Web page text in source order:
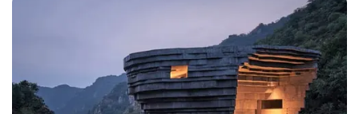
Катя покачала головой и горько улыбнулась:
«Видимо, решил, что продать его сложно,
или денег мало. А может, мама надоумила
вернуть. Что ж, хоть так».